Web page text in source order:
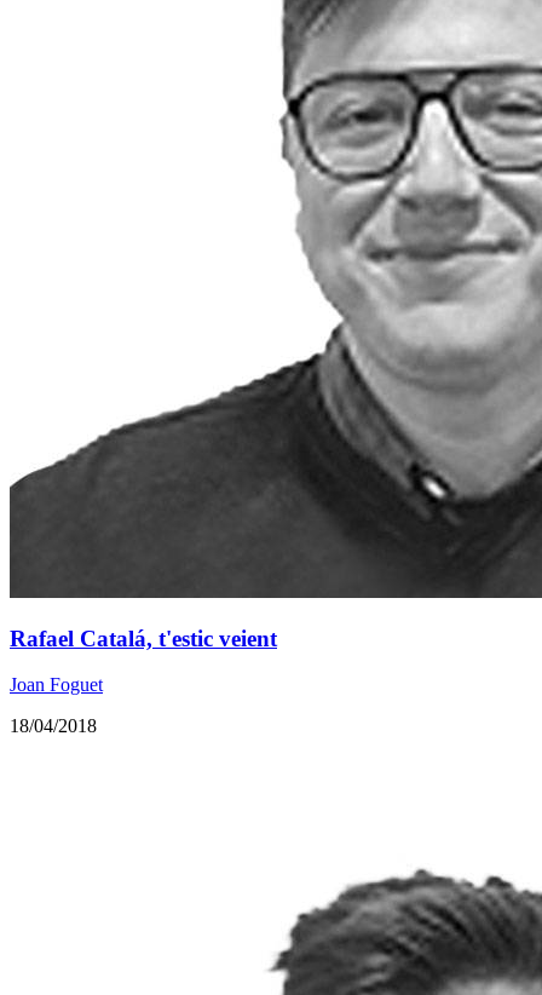
Rafael Catalá, t'estic veient
Joan Foguet
18/04/2018